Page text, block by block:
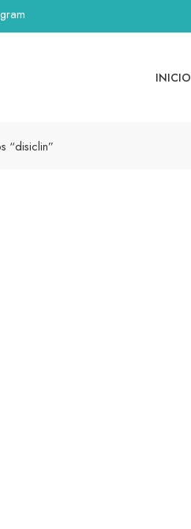
INICIO
“disiclin”